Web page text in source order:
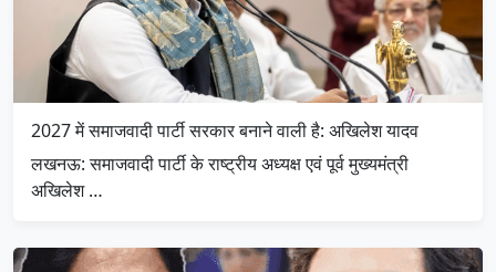
2027 में समाजवादी पार्टी सरकार बनाने वाली है: अखिलेश यादव
लखनऊ: समाजवादी पार्टी के राष्ट्रीय अध्यक्ष एवं पूर्व मुख्यमंत्री
अखिलेश …